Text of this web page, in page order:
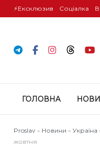
⚡️Ексклюзив Соціалка
ГОЛОВНА
Proslav » Новини » Україна
жовтня